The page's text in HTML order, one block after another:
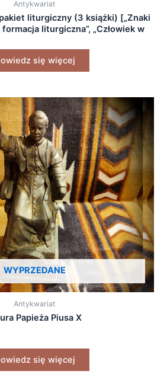
Antykwariat
liturgiczny (3 książki) [„Znaki
liturgiczna”, „Człowiek w
się więcej
WYPRZEDANE
Antykwariat
Papieża Piusa X
się więcej